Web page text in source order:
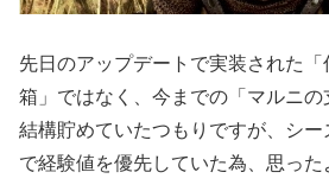
先日のアップデートで実装された
箱」ではなく、今までの「マルニの
結構貯めていたつもりですが、シ
で経験値を優先していた為、思っ